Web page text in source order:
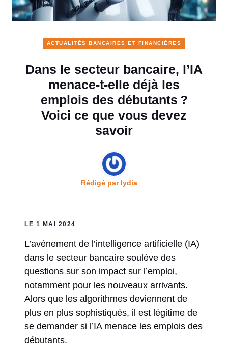
ACTUALITÉS BANCAIRES ET FINANCIÈRES
Dans le secteur bancaire, l’IA
menace-t-elle déjà les
emplois des débutants ?
Voici ce que vous devez
savoir
Rédigé par lydia
LE 1 MAI 2024
L’avènement de l’intelligence artificielle (IA)
dans le secteur bancaire soulève des
questions sur son impact sur l’emploi,
notamment pour les nouveaux arrivants.
Alors que les algorithmes deviennent de
plus en plus sophistiqués, il est légitime de
se demander si l’IA menace les emplois des
débutants.